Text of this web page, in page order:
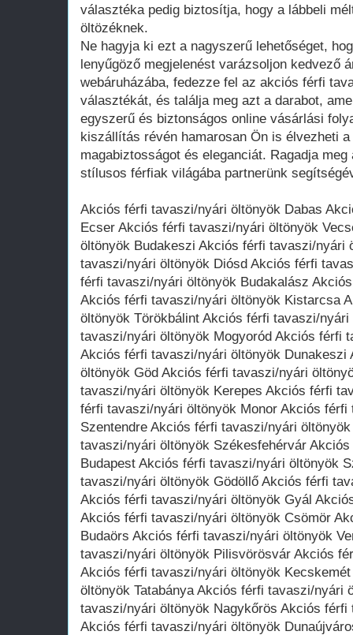
választéka pedig biztosítja, hogy a lábbeli
öltözéknek.
Ne hagyja ki ezt a nagyszerű lehetőséget,
lenyűgöző megjelenést varázsoljon kedvező
webáruházába, fedezze fel az akciós férfi
választékát, és találja meg azt a darabot,
egyszerű és biztonságos online vásárlási
kiszállítás révén hamarosan Ön is élvezheti
magabiztosságot és eleganciát. Ragadja
stílusos férfiak világába partnerünk
Akciós férfi tavaszi/nyári öltönyök Dabas
Ecser Akciós férfi tavaszi/nyári öltönyök
öltönyök Budakeszi Akciós férfi tavaszi/nyári
tavaszi/nyári öltönyök Diósd Akciós férfi
férfi tavaszi/nyári öltönyök Budakalász
Akciós férfi tavaszi/nyári öltönyök Kistarcsa
öltönyök Törökbálint Akciós férfi tavaszi/
tavaszi/nyári öltönyök Mogyoród Akciós férfi
Akciós férfi tavaszi/nyári öltönyök
öltönyök Göd Akciós férfi tavaszi/nyári
tavaszi/nyári öltönyök Kerepes Akciós férfi
férfi tavaszi/nyári öltönyök Monor Akciós
Szentendre Akciós férfi tavaszi/nyári
tavaszi/nyári öltönyök Székesfehérvár
Budapest Akciós férfi tavaszi/nyári öltönyök
tavaszi/nyári öltönyök Gödöllő Akciós férfi
Akciós férfi tavaszi/nyári öltönyök Gyál
Akciós férfi tavaszi/nyári öltönyök Csömör
Budaörs Akciós férfi tavaszi/nyári öltönyök
tavaszi/nyári öltönyök Pilisvörösvár Akciós
Akciós férfi tavaszi/nyári öltönyök
öltönyök Tatabánya Akciós férfi tavaszi/nyári
tavaszi/nyári öltönyök Nagykőrös Akciós
Akciós férfi tavaszi/nyári öltönyök